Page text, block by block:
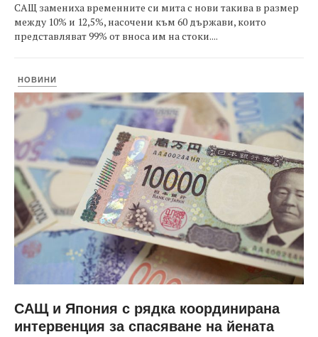
САЩ замениха временните си мита с нови такива в размер
между 10% и 12,5%, насочени към 60 държави, които
представляват 99% от вноса им на стоки....
НОВИНИ
САЩ и Япония с рядка координирана
интервенция за спасяване на йената